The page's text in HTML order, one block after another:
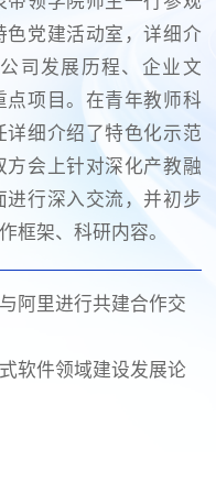
党建活动室，详细介
司发展历程、企业文
项目。在青年教师科
细介绍了特色化示范
会上针对深化产教融
行深入交流，并初步
框架、科研内容。
阿里进行共建合作交
软件领域建设发展论